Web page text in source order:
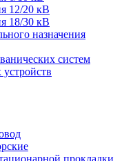
12/20 кВ
18/30 кВ
назначения
систем
прокладки